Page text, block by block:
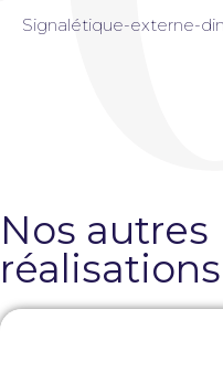
Signalétique-externe-
Nos autres
réalisations